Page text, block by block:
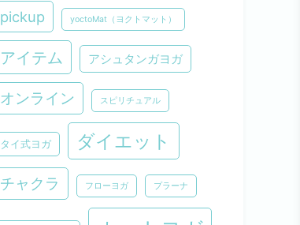
pickup yoctoMat（ヨクトマット）
アイテム アシュタンガヨガ
オンライン スピリチュアル
タイ式ヨガ ダイエット
チャクラ フローヨガ プラーナ